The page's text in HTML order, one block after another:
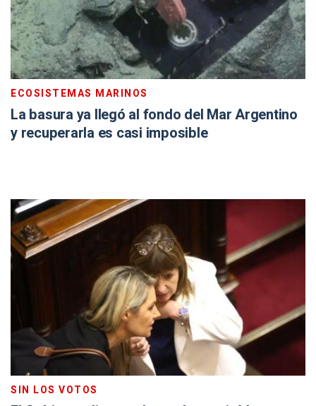
ECOSISTEMAS MARINOS
La basura ya llegó al fondo del Mar Argentino
y recuperarla es casi imposible
SIN LOS VOTOS